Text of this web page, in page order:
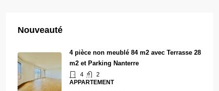
Nouveauté
4 pièce non meublé 84 m2 avec Terrasse 28
m2 et Parking Nanterre
4
2
APPARTEMENT